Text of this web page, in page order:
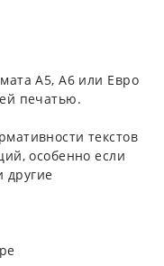
А5, А6 или Евро
печатью.
текстов
особенно если
другие